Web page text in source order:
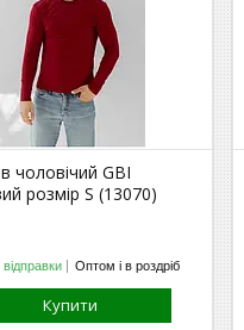
чоловічий GBI
розмір S (13070)
Оптом і в роздріб
Купити